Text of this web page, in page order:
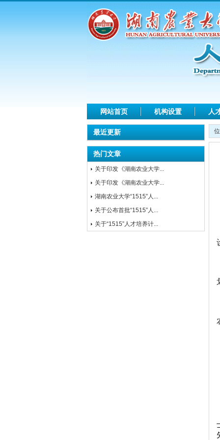
网站首页 机构设置 人
最近更新
热门文章
关于印发《湖南农业大学...
关于印发《湖南农业大学...
湖南农业大学“1515”人...
关于公布首批“1515”人...
关于“1515”人才培养计...